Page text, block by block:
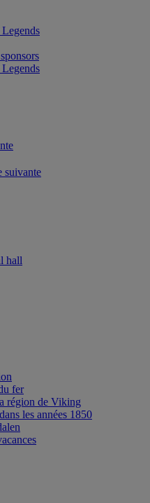
suivante
hall
fer
région de Viking
les années 1850